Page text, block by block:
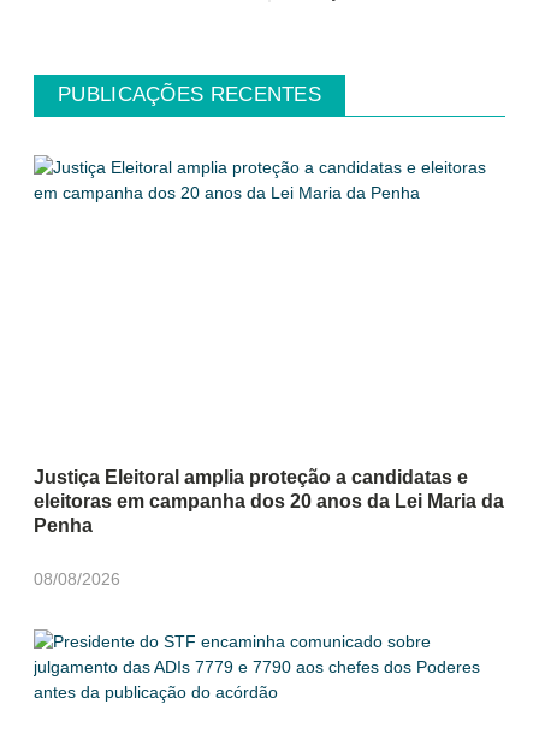
PUBLICAÇÕES RECENTES
Justiça Eleitoral amplia proteção a candidatas e
eleitoras em campanha dos 20 anos da Lei Maria da
Penha
08/08/2026